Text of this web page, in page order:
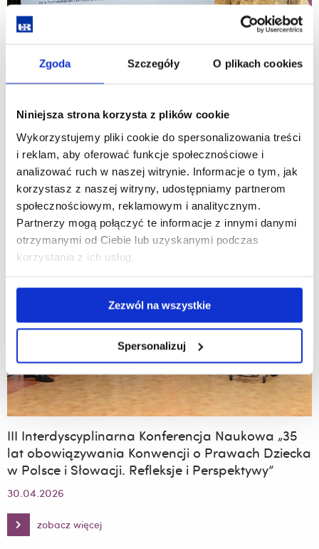
Zgoda Szczegóły O plikach cookies
Niniejsza strona korzysta z plików cookie
Wykorzystujemy pliki cookie do spersonalizowania treści
i reklam, aby oferować funkcje społecznościowe i
analizować ruch w naszej witrynie. Informacje o tym, jak
korzystasz z naszej witryny, udostępniamy partnerom
społecznościowym, reklamowym i analitycznym.
Partnerzy mogą połączyć te informacje z innymi danymi
otrzymanymi od Ciebie lub uzyskanymi podczas
korzystania z ich usług.
Zezwól na wszystkie
Spersonalizuj
międzynarodowej konferencji „Somewhere in
Between: Borders and Borderlands” w Londynie
04.05.2026
zobacz więcej
Udział
dra
Sławomira
Bździucha
międzynarodowej
konferencji
„Somewhere
and
Londynie
III Interdyscyplinarna Konferencja Naukowa „35
lat obowiązywania Konwencji o Prawach Dziecka
w Polsce i Słowacji. Refleksje i Perspektywy”
30.04.2026
zobacz więcej
Interdyscyplinarna